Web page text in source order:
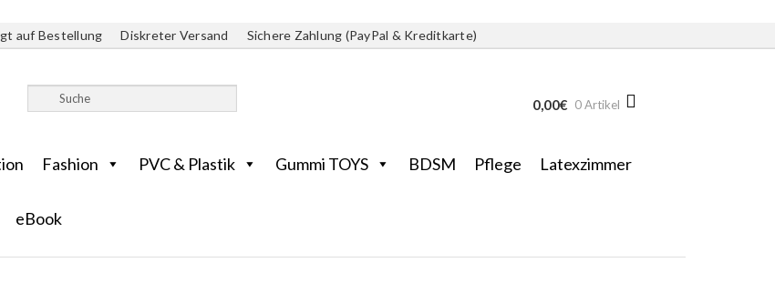
auf Bestellung Diskreter Versand Sichere Zahlung (PayPal & Kreditkarte)
0,00€ 0 Artikel
Fashion PVC & Plastik Gummi TOYS BDSM Pflege Latexzimmer
eBook